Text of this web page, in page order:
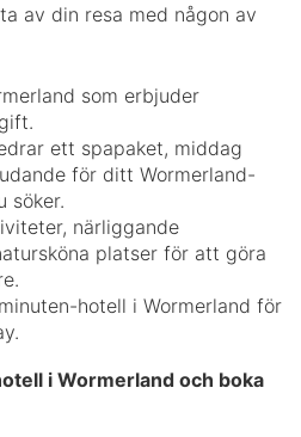
av din resa med någon av
som erbjuder
ett spapaket, middag
för ditt Wormerland-
söker.
närliggande
platser för att göra
hotell i Wormerland för
i Wormerland och boka